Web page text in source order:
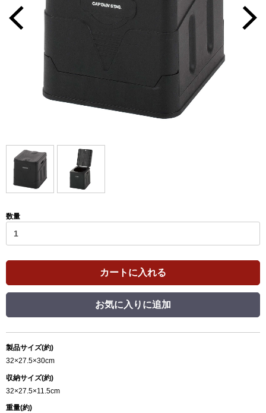
数量
カートに入れる
お気に入りに追加
製品サイズ(約)
32×27.5×30cm
収納サイズ(約)
32×27.5×11.5cm
重量(約)